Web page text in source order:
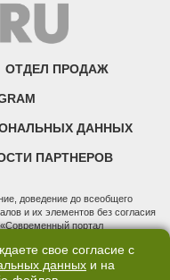
ОТДЕЛ ПРОДАЖ
ДАННЫХ
ПАРТНЕРОВ
доведение до всеобщего
и их элементов без согласия
портал
и массовых коммуникаций
77 - 76634 от 02.09.2019
свое согласие с
данных и на